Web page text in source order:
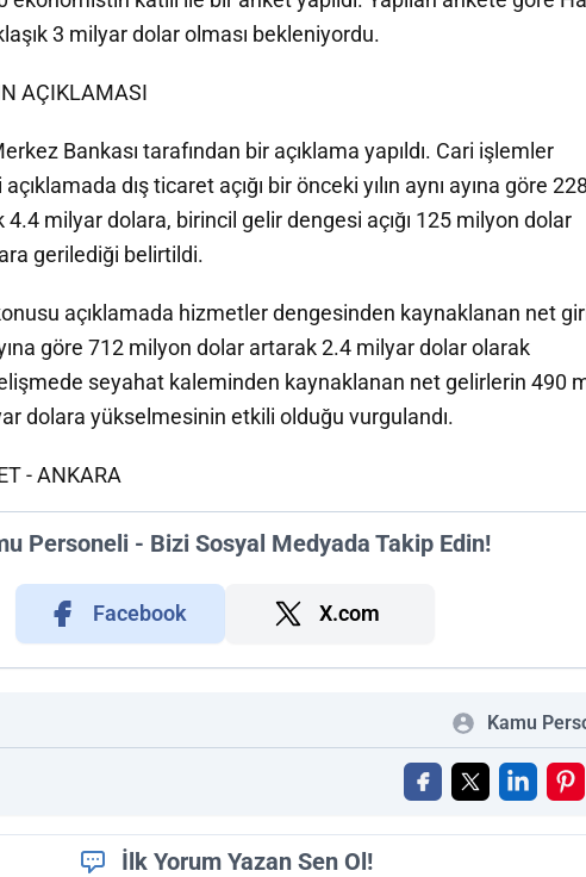
3 milyar dolar olması bekleniyordu.
AÇIKLAMASI
Bankası tarafından bir açıklama yapıldı. Cari işlemler
dış ticaret açığı bir önceki yılın aynı ayına göre 228
milyar dolara, birincil gelir dengesi açığı 125 milyon dolar
gerilediği belirtildi.
açıklamada hizmetler dengesinden kaynaklanan net
göre 712 milyon dolar artarak 2.4 milyar dolar olarak
seyahat kaleminden kaynaklanan net gelirlerin 490
dolara yükselmesinin etkili olduğu vurgulandı.
- ANKARA
Personeli - Bizi Sosyal Medyada Takip Edin!
Facebook X.com
Kamu
İlk Yorum Yazan Sen Ol!